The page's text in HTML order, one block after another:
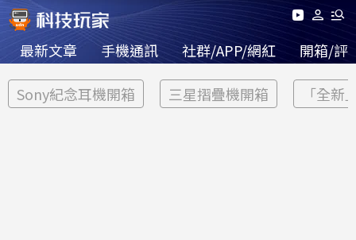
最新文章 手機通訊 社群/APP/網紅 開箱/評
Sony紀念耳機開箱 三星摺疊機開箱 「全新